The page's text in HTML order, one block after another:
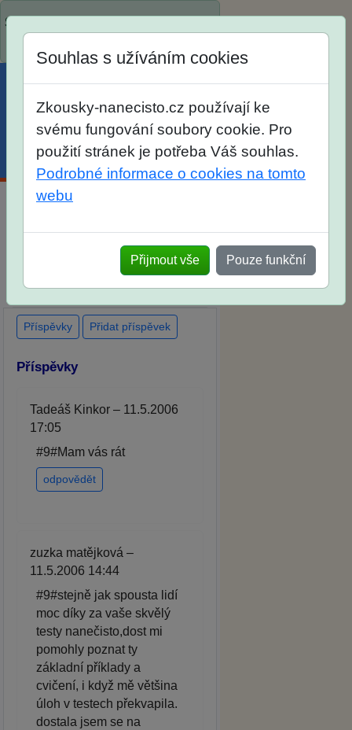
Spustili jsme přihlašování na školní
Menu Účet Košík
skutečných přijímacích
zkouškách
Souhlas s užíváním cookies
Zkousky-nanecisto.cz používají ke
svému fungování soubory cookie. Pro
použití stránek je potřeba Váš souhlas.
Podrobné informace o cookies na tomto
webu
Přijmout vše Pouze funkční
Příspěvky Přidat příspěvek
Příspěvky
Tadeáš Kinkor – 11.5.2006
17:05
#9#Mam vás rát
odpovědět
zuzka matějková –
11.5.2006 14:44
#9#stejně jak spousta lidí
moc díky za vaše skvělý
testy nanečisto,dost mi
pomohly poznat ty
základní příklady a
cvičení, i když mě většina
úloh v testech překvapila.
dostala jsem se na